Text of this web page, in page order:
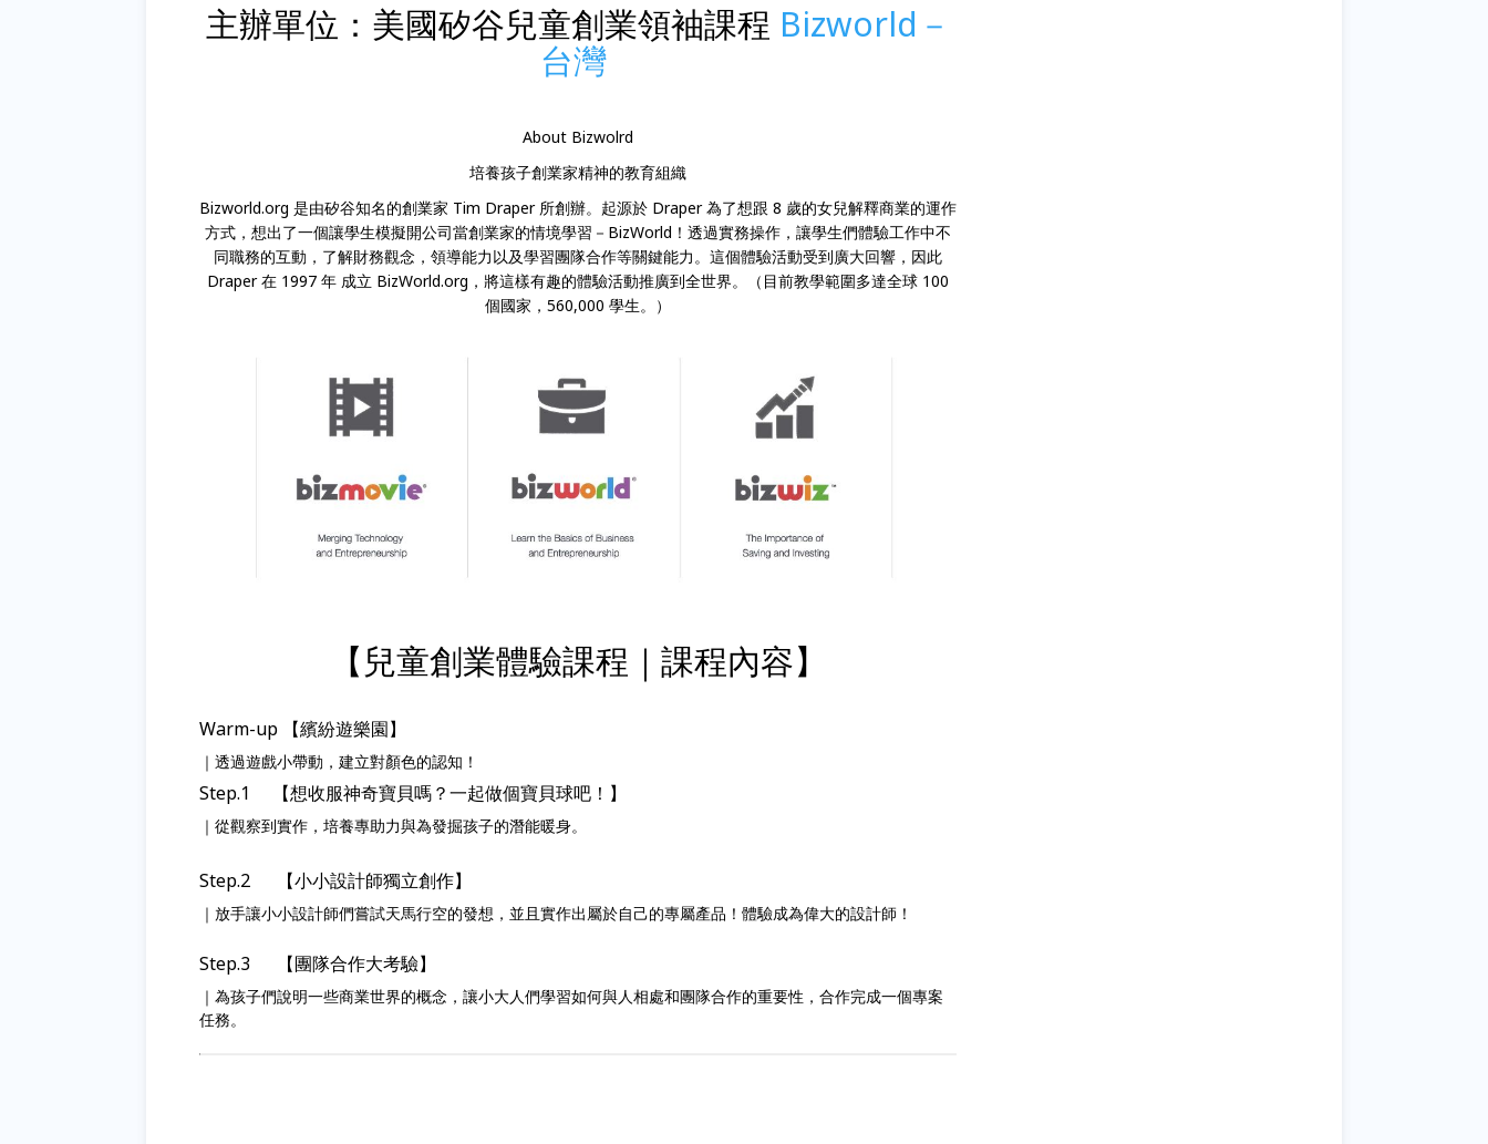
主辦單位：美國矽谷兒童創業領袖課程 Bizworld－
台灣
About Bizwolrd
培養孩子創業家精神的教育組織
Bizworld.org 是由矽谷知名的創業家 Tim Draper 所創辦。起源於 Draper 為了想跟 8 歲的女兒解釋商業的運作
方式，想出了一個讓學生模擬開公司當創業家的情境學習－BizWorld！透過實務操作，讓學生們體驗工作中不
同職務的互動，了解財務觀念，領導能力以及學習團隊合作等關鍵能力。這個體驗活動受到廣大回響，因此
Draper 在 1997 年 成立 BizWorld.org，將這樣有趣的體驗活動推廣到全世界。（目前教學範圍多達全球 100
個國家，560,000 學生。）
【兒童創業體驗課程｜課程內容】
Warm-up 【繽紛遊樂園】
｜透過遊戲小帶動，建立對顏色的認知！
Step.1 【想收服神奇寶貝嗎？一起做個寶貝球吧！】
｜從觀察到實作，培養專助力與為發掘孩子的潛能暖身。
Step.2 【小小設計師獨立創作】
｜放手讓小小設計師們嘗試天馬行空的發想，並且實作出屬於自己的專屬產品！體驗成為偉大的設計師！
Step.3 【團隊合作大考驗】
｜為孩子們說明一些商業世界的概念，讓小大人們學習如何與人相處和團隊合作的重要性，合作完成一個專案
任務。